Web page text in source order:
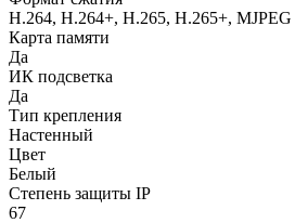
H.264, H.264+, H.265, H.265+, MJPEG
Карта памяти
Да
ИК подсветка
Да
Тип крепления
Настенный
Цвет
Белый
Степень защиты IP
67